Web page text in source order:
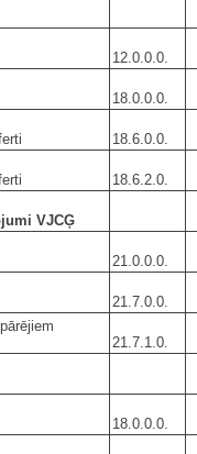
12.0.0.0.
18.0.0.0.
18.6.0.0.
18.6.2.0.
VJCĢ
21.0.0.0.
21.7.0.0.
21.7.1.0.
18.0.0.0.